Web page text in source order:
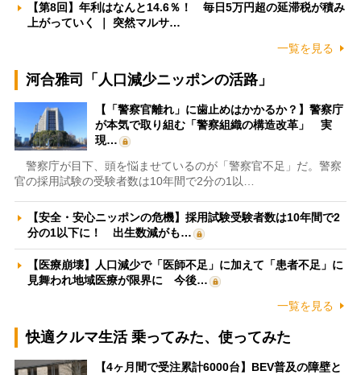
【第8回】年利はなんと14.6％！ 毎日5万円超の延滞税が積み
上がっていく ｜ 突然マルサ…
一覧を見る
河合雅司「人口減少ニッポンの活路」
【「警察官離れ」に歯止めはかかるか？】警察庁
が本気で取り組む「警察組織の構造改革」 実
現…
警察庁が目下、頭を悩ませているのが「警察官不足」だ。警察
官の採用試験の受験者数は10年間で2分の1以…
【安全・安心ニッポンの危機】採用試験受験者数は10年間で2
分の1以下に！ 出生数減がも…
【医療崩壊】人口減少で「医師不足」に加えて「患者不足」に
見舞われ地域医療が限界に 今後…
一覧を見る
快適クルマ生活 乗ってみた、使ってみた
【4ヶ月間で受注累計6000台】BEV普及の障壁と